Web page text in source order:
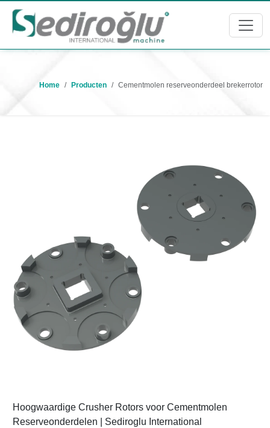
Home Producten Cementmolen reserveonderdeel brekerrotor
Hoogwaardige Crusher Rotors voor Cementmolen
Reserveonderdelen | Sediroglu International